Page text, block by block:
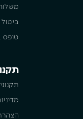
טופס